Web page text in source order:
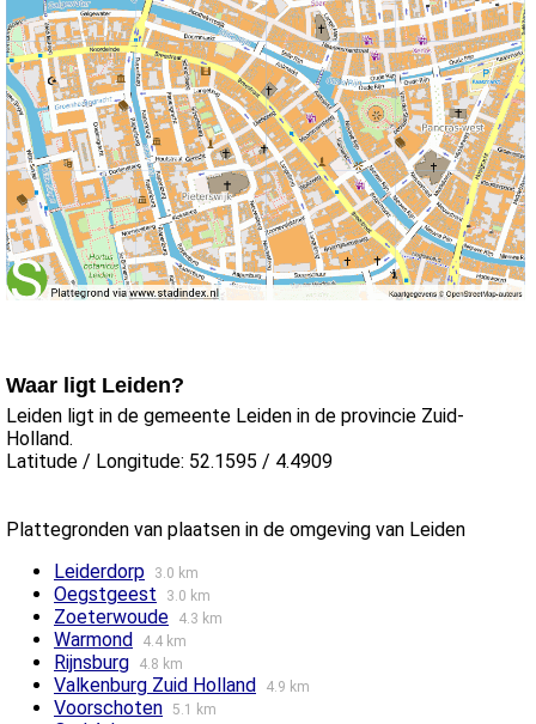
Waar ligt Leiden?
Leiden ligt in de gemeente Leiden in de provincie Zuid-
Holland.
Latitude / Longitude: 52.1595 / 4.4909
Plattegronden van plaatsen in de omgeving van Leiden
Leiderdorp
3.0 km
Oegstgeest 3.0 km
Zoeterwoude 4.3 km
Warmond 4.4 km
Rijnsburg 4.8 km
Valkenburg Zuid Holland 4.9 km
Voorschoten 5.1 km